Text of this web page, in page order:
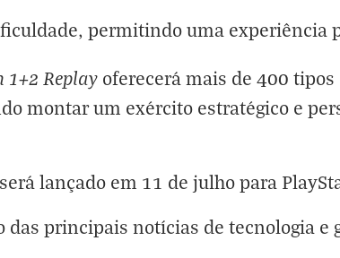
permitindo uma experiência
1+2 Replay oferecerá mais de 400
montar um exército estratégico e
será lançado em 11 de julho para
das principais notícias de tecnologia e